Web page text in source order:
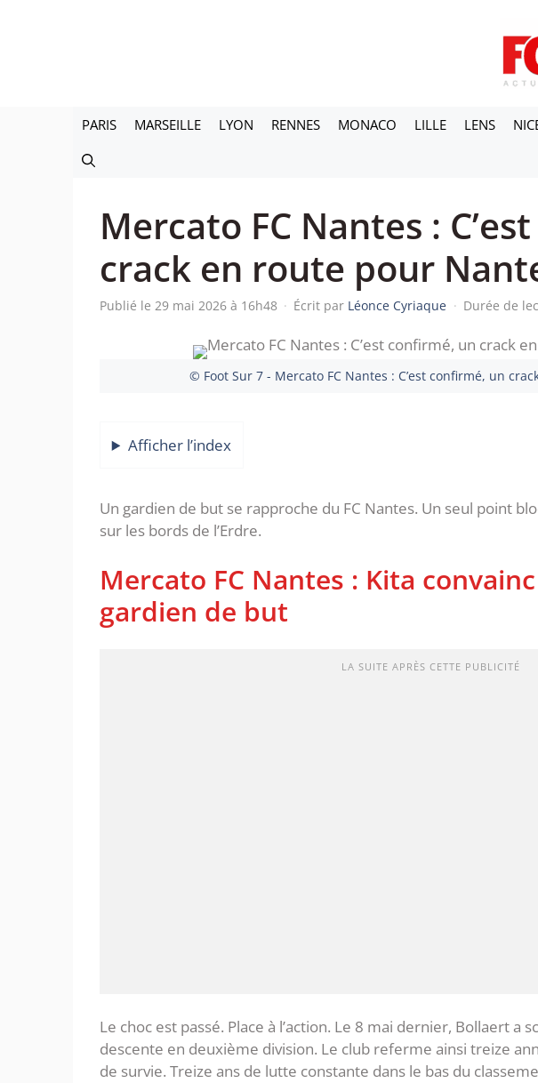
PARIS MARSEILLE LYON RENNES MONACO LILLE LENS
Mercato FC Nantes :
crack en route pour
Publié le 29 mai 2026 à 16h48 · Écrit par Léonce Cyriaque · Durée de
© Foot Sur 7 - Mercato FC Nantes : C’est confirmé, un
Afficher l’index
Un gardien de but se rapproche du FC Nantes. Un seul point
sur les bords de l’Erdre.
Mercato FC Nantes : Kita
gardien de but
LA SUITE APRÈS CETTE PUBLICITÉ
Le choc est passé. Place à l’action. Le 8 mai dernier, Bollaert a
descente en deuxième division. Le club referme ainsi treize
de survie. Treize ans de lutte constante dans le bas du